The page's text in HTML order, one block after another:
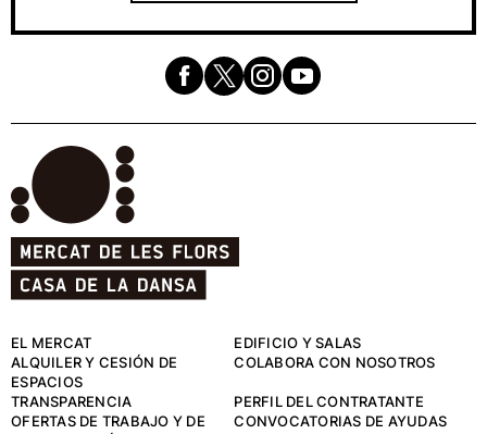
EL MERCAT
EDIFICIO Y SALAS
ALQUILER Y CESIÓN DE
ESPACIOS
COLABORA CON NOSOTROS
TRANSPARENCIA
PERFIL DEL CONTRATANTE
OFERTAS DE TRABAJO Y DE
CONVOCATORIAS DE AYUDAS